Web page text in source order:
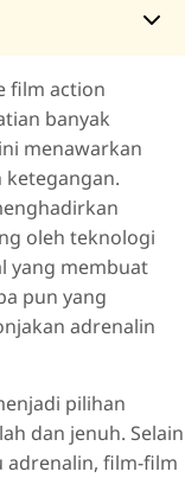
film action
banyak
menawarkan
ketegangan.
oleh teknologi
yang membuat
pun yang
adrenalin
pilihan
dan jenuh. Selain
adrenalin, film-film